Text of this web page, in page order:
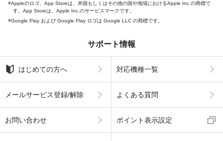
Appleのロゴ、App Storeは、米国もしくはその他の国や地域におけるApple Inc.の商標で
す。App Storeは、Apple Inc.のサービスマークです。
Google Play および Google Play ロゴは Google LLC の商標です。
サポート情報
はじめての方へ 対応機種一覧
メールサービス登録/解除 よくある質問
お問い合わせ ポイント表示設定